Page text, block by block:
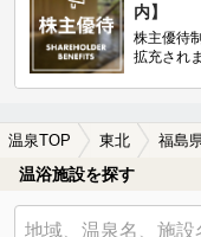
内】
株主優待
拡充され
温泉TOP 東北 福島
温浴施設を探す